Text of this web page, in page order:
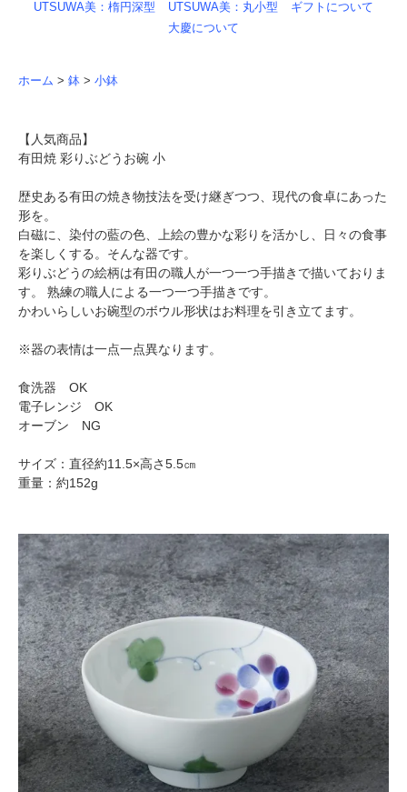
UTSUWA美：楕円深型
UTSUWA美：丸小型
ギフトについて
大慶について
ホーム > 鉢 > 小鉢
【人気商品】
有田焼 彩りぶどうお碗 小
歴史ある有田の焼き物技法を受け継ぎつつ、現代の食卓にあった
形を。
白磁に、染付の藍の色、上絵の豊かな彩りを活かし、日々の食事
を楽しくする。そんな器です。
彩りぶどうの絵柄は有田の職人が一つ一つ手描きで描いておりま
す。 熟練の職人による一つ一つ手描きです。
かわいらしいお碗型のボウル形状はお料理を引き立てます。
※器の表情は一点一点異なります。
食洗器 OK
電子レンジ OK
オーブン NG
サイズ：直径約11.5×高さ5.5㎝
重量：約152g